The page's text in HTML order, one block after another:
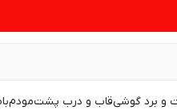
و برد گوشیقاب و درب پشتمودم